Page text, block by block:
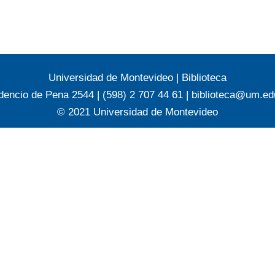
Universidad de Montevideo | Biblioteca
de Pena 2544 | (598) 2 707 44 61 |
© 2021 Universidad de Montevideo